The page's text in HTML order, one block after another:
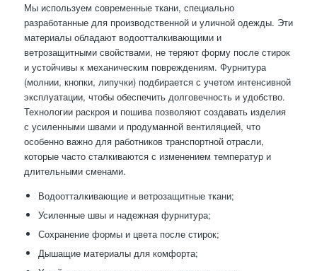
Мы используем современные ткани, специально
разработанные для производственной и уличной одежды. Эти
материалы обладают водоотталкивающими и
ветрозащитными свойствами, не теряют форму после стирок
и устойчивы к механическим повреждениям. Фурнитура
(молнии, кнопки, липучки) подбирается с учетом интенсивной
эксплуатации, чтобы обеспечить долговечность и удобство.
Технологии раскроя и пошива позволяют создавать изделия
с усиленными швами и продуманной вентиляцией, что
особенно важно для работников транспортной отрасли,
которые часто сталкиваются с изменением температур и
длительными сменами.
Водоотталкивающие и ветрозащитные ткани;
Усиленные швы и надежная фурнитура;
Сохранение формы и цвета после стирок;
Дышащие материалы для комфорта;